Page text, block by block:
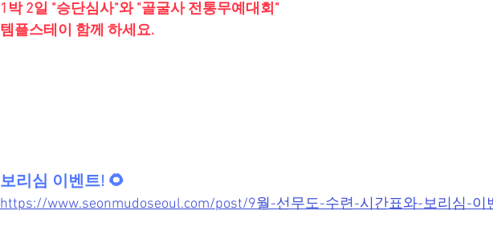
1박 2일 "승단심사"와 "골굴사 전통무예대회"
템플스테이 함께 하세요.
보리심 이벤트! 🌻
https://www.seonmudoseoul.com/post/9월-선무도-수련-시간표와-보리심-이